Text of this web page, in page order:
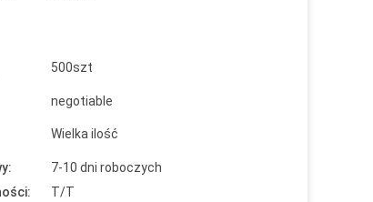
500szt
negotiable
Wielka ilość
7-10 dni roboczych
T/T